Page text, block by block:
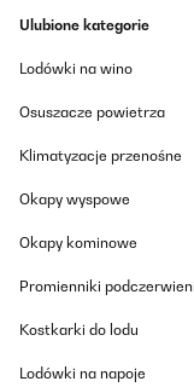
Ulubione kategorie
Lodówki na wino
Osuszacze powietrza
Klimatyzacje przenośne
Okapy wyspowe
Okapy kominowe
Promienniki podczerwieni
Kostkarki do lodu
Lodówki na napoje